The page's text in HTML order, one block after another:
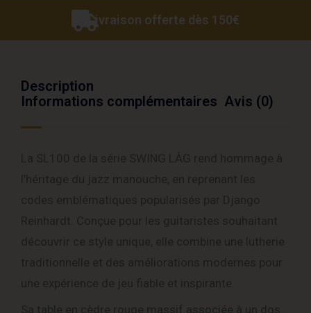
Livraison offerte dès 150€
Description
Informations complémentaires Avis (0)